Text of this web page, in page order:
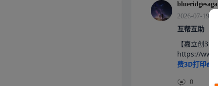
blueridgesaga
2026-07-19
互帮互助
【嘉立创
https://
费3D打印#
0